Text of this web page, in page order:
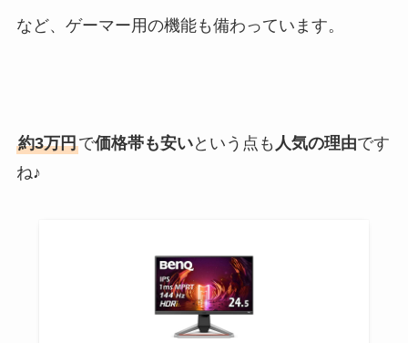
など、ゲーマー用の機能も備わっています。
約3万円で価格帯も安いという点も 人気の理由です
ね♪